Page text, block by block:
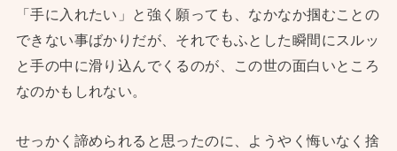
「手に入れたい」と強く願っても、なかなか掴むことの
できない事ばかりだが、それでもふとした瞬間にスルッ
と手の中に滑り込んでくるのが、この世の面白いところ
なのかもしれない。
せっかく諦められると思ったのに、ようやく悔いなく捨